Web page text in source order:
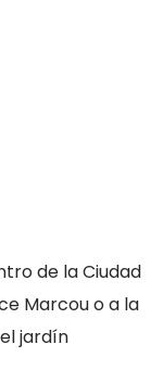
de la Ciudad
Marcou o a la
jardín